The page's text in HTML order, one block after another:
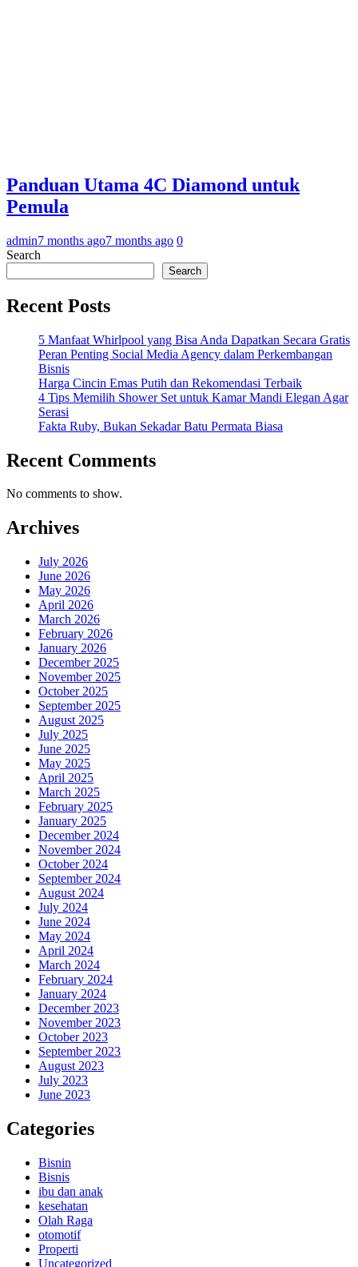
Panduan Utama 4C Diamond untuk
Pemula
admin7 months ago7 months ago 0
Search
Search
Recent Posts
5 Manfaat Whirlpool yang Bisa Anda Dapatkan Secara Gratis
Peran Penting Social Media Agency dalam Perkembangan
Bisnis
Harga Cincin Emas Putih dan Rekomendasi Terbaik
4 Tips Memilih Shower Set untuk Kamar Mandi Elegan Agar
Serasi
Fakta Ruby, Bukan Sekadar Batu Permata Biasa
Recent Comments
No comments to show.
Archives
July 2026
June 2026
May 2026
April 2026
March 2026
February 2026
January 2026
December 2025
November 2025
October 2025
September 2025
August 2025
July 2025
June 2025
May 2025
April 2025
March 2025
February 2025
January 2025
December 2024
November 2024
October 2024
September 2024
August 2024
July 2024
June 2024
May 2024
April 2024
March 2024
February 2024
January 2024
December 2023
November 2023
October 2023
September 2023
August 2023
July 2023
June 2023
Categories
Bisnin
Bisnis
ibu dan anak
kesehatan
Olah Raga
otomotif
Properti
Uncategorized